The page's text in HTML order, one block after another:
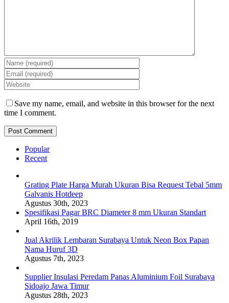
Save my name, email, and website in this browser for the next
time I comment.
Popular
Recent
Grating Plate Harga Murah Ukuran Bisa Request Tebal 5mm
Galvanis Hotdeep
Agustus 30th, 2023
Spesifikasi Pagar BRC Diameter 8 mm Ukuran Standart
April 16th, 2019
Jual Akrilik Lembaran Surabaya Untuk Neon Box Papan
Nama Huruf 3D
Agustus 7th, 2023
Supplier Insulasi Peredam Panas Aluminium Foil Surabaya
Sidoajo Jawa Timur
Agustus 28th, 2023